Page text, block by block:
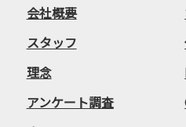
会社概要
スタッフ
理念
アンケート調査